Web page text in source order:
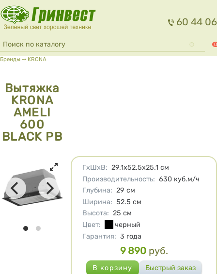
Перейти к основному содержанию
60 44 06
Форма поиска
Поиск 0
Вы здесь
Бренды ⇢ KRONA
Вытяжка
KRONA
AMELI
600
BLACK PB
Характеристики
ГхШхВ: 29.1x52.5x25.1 см
Производительность: 630 куб.м/ч
Глубина: 29 см
Ширина: 52.5 см
Высота: 25 см
Цвет:
черный
Гарантия: 3 года
Цена
9 890 руб.